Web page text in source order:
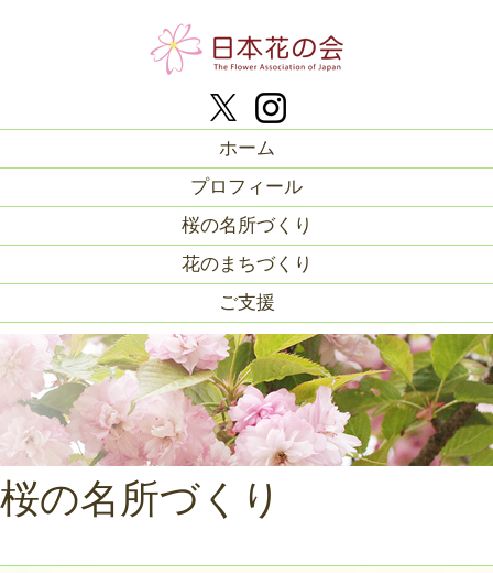
ホーム
プロフィール
桜の名所づくり
花のまちづくり
ご支援
桜の名所づくり